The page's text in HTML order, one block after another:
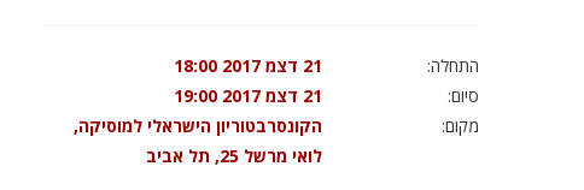
התחלה:
21 דצמ 2017 18:00
סיום:
21 דצמ 2017 19:00
מקום:
הקונסרבטוריון הישראלי למוסיקה,
לואי מרשל 25, תל אביב